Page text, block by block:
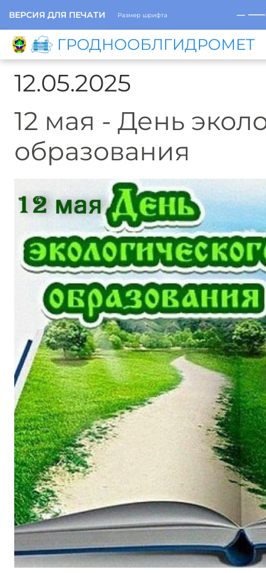
ВЕРСИЯ ДЛЯ ПЕЧАТИ Размер шрифта ─
ГРОДНООБЛГИДРОМЕТ
12.05.2025
12 мая - День
образования